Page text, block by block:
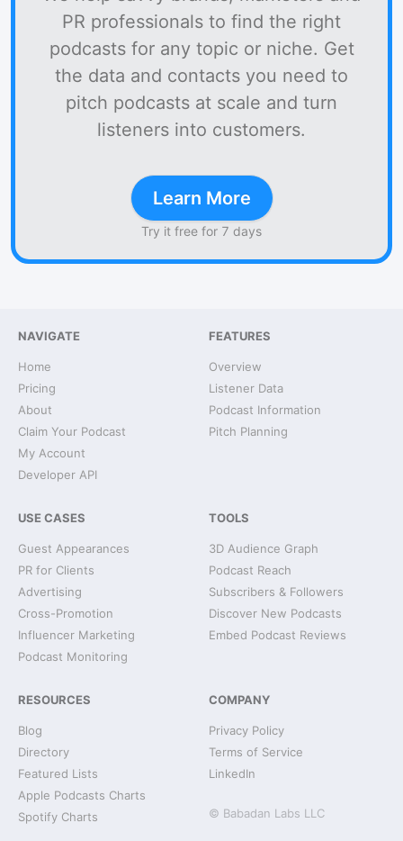
PR professionals to find the right
podcasts for any topic or niche. Get
the data and contacts you need to
pitch podcasts at scale and turn
listeners into customers.
Learn More
Try it free for 7 days
NAVIGATE
Home
Pricing
About
Claim Your Podcast
My Account
Developer API
FEATURES
Overview
Listener Data
Podcast Information
Pitch Planning
USE CASES
Guest Appearances
PR for Clients
Advertising
Cross-Promotion
Influencer Marketing
Podcast Monitoring
TOOLS
3D Audience Graph
Podcast Reach
Subscribers & Followers
Discover New Podcasts
Embed Podcast Reviews
RESOURCES
Blog
Directory
Featured Lists
Apple Podcasts Charts
Spotify Charts
COMPANY
Privacy Policy
Terms of Service
LinkedIn
© Babadan Labs LLC